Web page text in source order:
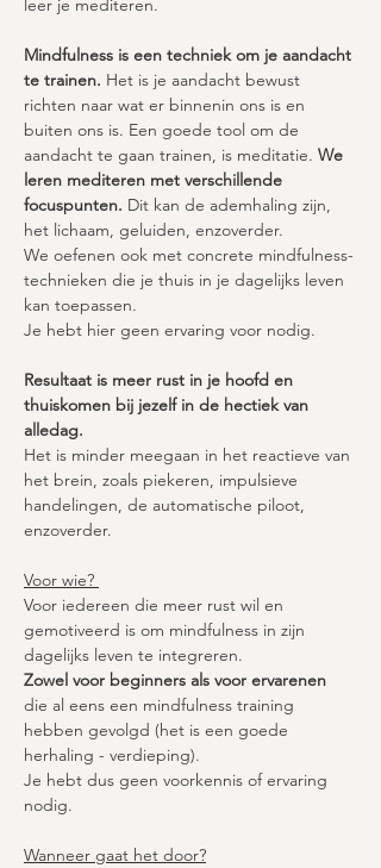
leer je mediteren.
Mindfulness is een techniek om je aandacht
te trainen. Het is je aandacht bewust
richten naar wat er binnenin ons is en
buiten ons is. Een goede tool om de
aandacht te gaan trainen, is meditatie. We
leren mediteren met verschillende
focuspunten. Dit kan de ademhaling zijn,
het lichaam, geluiden, enzoverder.
We oefenen ook met concrete mindfulness-
technieken die je thuis in je dagelijks leven
kan toepassen.
Je hebt hier geen ervaring voor nodig.
Resultaat is meer rust in je hoofd en
thuiskomen bij jezelf in de hectiek van
alledag.
Het is minder meegaan in het reactieve van
het brein, zoals piekeren, impulsieve
handelingen, de automatische piloot,
enzoverder.
Voor wie?
Voor iedereen die meer rust wil en
gemotiveerd is om mindfulness in zijn
dagelijks leven te integreren.
Zowel voor beginners als voor ervarenen
die al eens een mindfulness training
hebben gevolgd (het is een goede
herhaling - verdieping).
Je hebt dus geen voorkennis of ervaring
nodig.
Wanneer gaat het door?